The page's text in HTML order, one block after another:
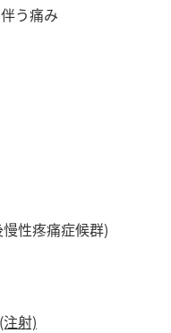
う痛み
性疼痛症候群)
射)